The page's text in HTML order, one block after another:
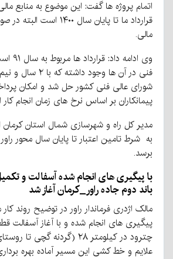
اتمام پروژه ها گفت: این موضوع به منابع
قرارداد ما تا پایان سال
مالی.
وی
فنی در آن ها وجود
شورای عالی فنی کشور حل شد و امکان
پیمانکاران بر اساس نرخ های زمان انجام
مدیر کل راه و شهرسازی شمال استان کرمان
به شرط تامین اعتبار تا پایان سال محور
برسد.
با پیگیری های انجام شده آسفالت و
باند دوم جاده راور_کرمان آغاز شد
مالک اژدری فرماندار راور در توضیح روند
پیگیری های انجام شده و با آغاز آسفالت
چترود در کیلومتر ۲۸ (گردنه
علایم و خط کشی این مسیر آماده بهره